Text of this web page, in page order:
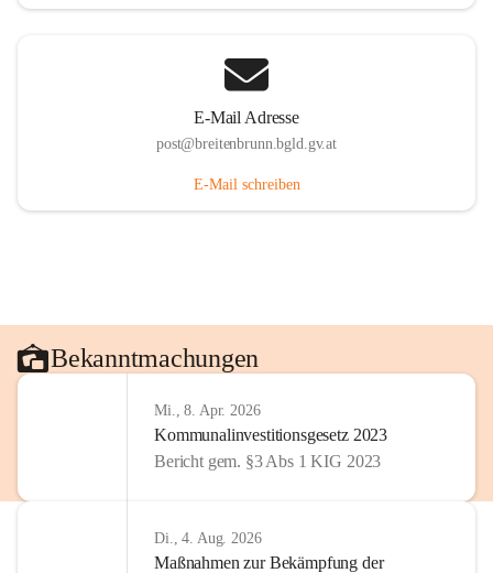
E-Mail Adresse
post@breitenbrunn.bgld.gv.at
E-Mail schreiben
Bekanntmachungen
Mi., 8. Apr. 2026
Kommunalinvestitionsgesetz 2023
Bericht gem. §3 Abs 1 KIG 2023
Di., 4. Aug. 2026
Maßnahmen zur Bekämpfung der